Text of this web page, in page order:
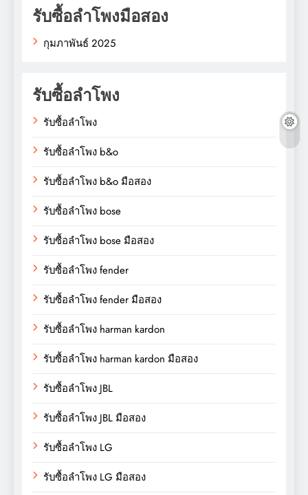
รับซื้อลำโพงมือสอง
กุมภาพันธ์ 2025
รับซื้อลำโพง
รับซื้อลำโพง
รับซื้อลำโพง b&o
รับซื้อลำโพง b&o มือสอง
รับซื้อลำโพง bose
รับซื้อลำโพง bose มือสอง
รับซื้อลำโพง fender
รับซื้อลำโพง fender มือสอง
รับซื้อลำโพง harman kardon
รับซื้อลำโพง harman kardon มือสอง
รับซื้อลำโพง JBL
รับซื้อลำโพง JBL มือสอง
รับซื้อลำโพง LG
รับซื้อลำโพง LG มือสอง